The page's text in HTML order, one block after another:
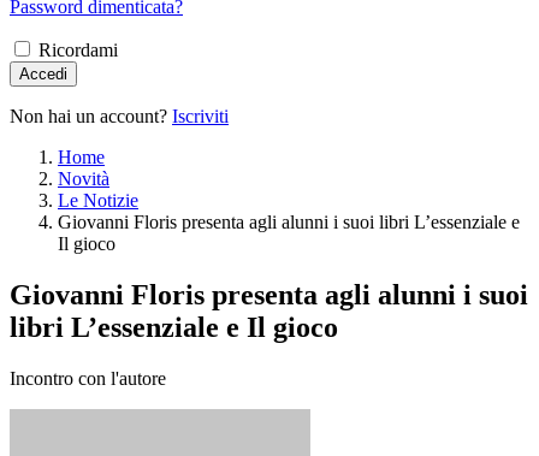
Password dimenticata?
Ricordami
Accedi
Non hai un account? Iscriviti
Home
Novità
Le Notizie
Giovanni Floris presenta agli alunni i suoi libri L’essenziale e
Il gioco
Giovanni Floris presenta agli alunni i suoi
libri L’essenziale e Il gioco
Incontro con l'autore